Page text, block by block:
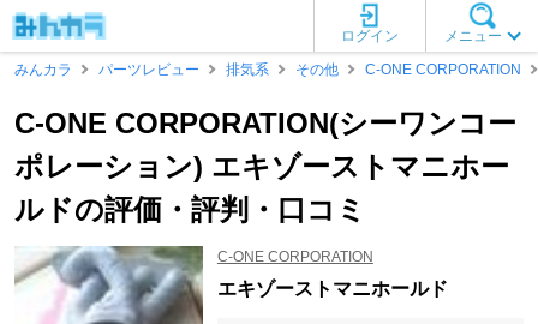
メニュー
ログイン
みんカラ
パーツレビュー 排気系 その他 C-ONE CORPORATION
C-ONE CORPORATION(シーワンコー
ポレーション) エキゾーストマニホー
ルドの評価・評判・口コミ
C-ONE CORPORATION
エキゾーストマニホールド